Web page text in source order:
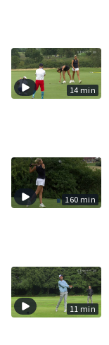
14 min
160 min
11 min